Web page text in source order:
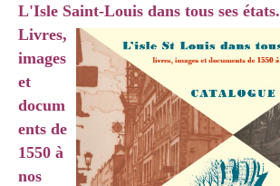
L'Isle Saint-Louis dans tous ses états.
Livres,
images
et
docum
ents de
1550 à
nos